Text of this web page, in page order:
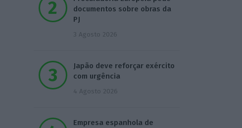
documentos sobre obras da
PJ
3 Agosto 2026
Japão deve reforçar exército
com urgência
4 Agosto 2026
Empresa espanhola de